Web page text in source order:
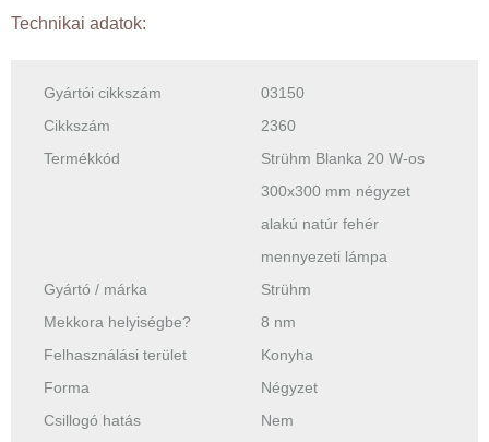
Technikai adatok:
Gyártói cikkszám
03150
Cikkszám
2360
Termékkód
Strühm Blanka 20 W-os
300x300 mm négyzet
alakú natúr fehér
mennyezeti lámpa
Gyártó / márka
Strühm
Mekkora helyiségbe?
8 nm
Felhasználási terület
Konyha
Forma
Négyzet
Csillogó hatás
Nem